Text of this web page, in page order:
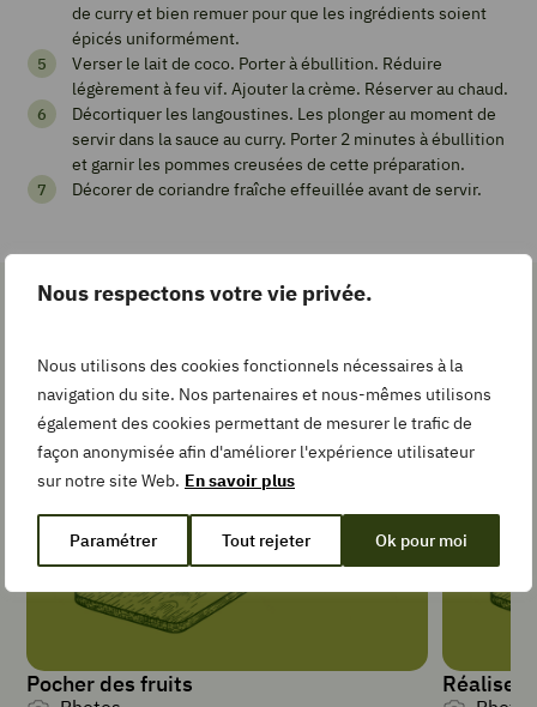
Nous respectons votre vie privée.
Nous utilisons des cookies fonctionnels nécessaires à la
navigation du site. Nos partenaires et nous-mêmes utilisons
également des cookies permettant de mesurer le trafic de
façon anonymisée afin d'améliorer l'expérience utilisateur
sur notre site Web. En savoir plus
Paramétrer Tout rejeter Ok pour moi
de curry et bien remuer pour que les ingrédients soient
épicés uniformément.
Verser le lait de coco. Porter à ébullition. Réduire
légèrement à feu vif. Ajouter la crème. Réserver au chaud.
Décortiquer les langoustines. Les plonger au moment de
servir dans la sauce au curry. Porter 2 minutes à ébullition
et garnir les pommes creusées de cette préparation.
Décorer de coriandre fraîche effeuillée avant de servir.
demoiselles
»
Imprimer
la
Add
to
Collection
TEMPS DE
PRÉPARATION
TEMPS DE
recette
Pocher des fruits Réaliser